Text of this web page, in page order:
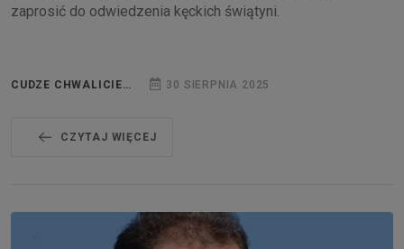
zaprosić do odwiedzenia kęckich świątyni.
CUDZE CHWALICIE… 30 SIERPNIA 2025
CZYTAJ WIĘCEJ